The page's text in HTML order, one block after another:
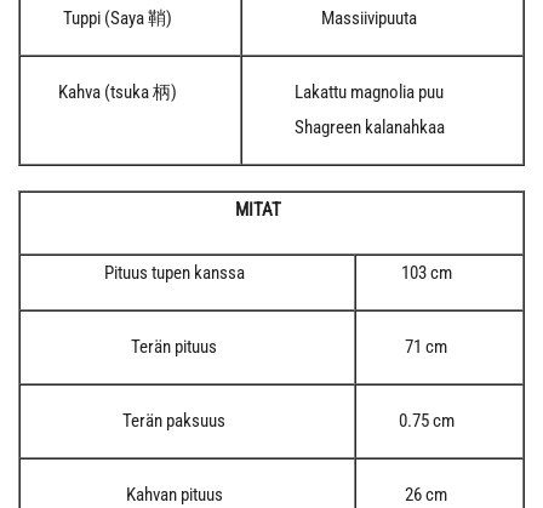
Tuppi (Saya 鞘) Massiivipuuta
Kahva (tsuka 柄)
Lakattu magnolia puu
Shagreen kalanahkaa
MITAT
Pituus tupen kanssa 103 cm
Terän pituus 71 cm
Terän paksuus 0.75 cm
Kahvan pituus 26 cm